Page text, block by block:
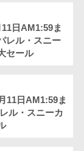
日AM1:59ま
レル・スニー
セール
11日AM1:59ま
ル・スニーカ